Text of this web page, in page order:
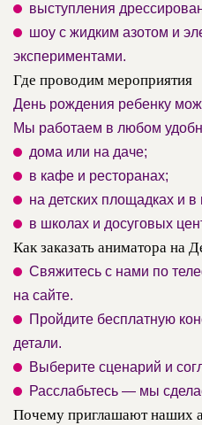
выступления
шоу с жидким азотом и
экспериментами.
Где проводим мероприятия
День рождения ребенку
Мы работаем в любом
дома или на даче;
в кафе и ресторанах;
на детских площадках и в
в школах и досуговых
Как заказать аниматора на
Свяжитесь с нами по
на сайте.
Пройдите бесплатную
детали.
Выберите сценарий и
Расслабьтесь — мы
Почему приглашают наших